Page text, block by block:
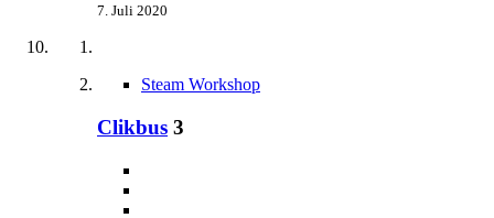
7. Juli 2020
Steam Workshop
Clikbus 3